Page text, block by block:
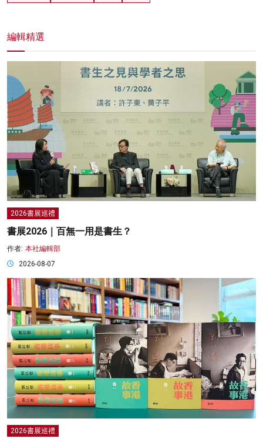
編輯精選
2026書展巡禮
書展2026｜百無一用是書生？
作者: 本社編輯部
2026-08-07
2026書展巡禮